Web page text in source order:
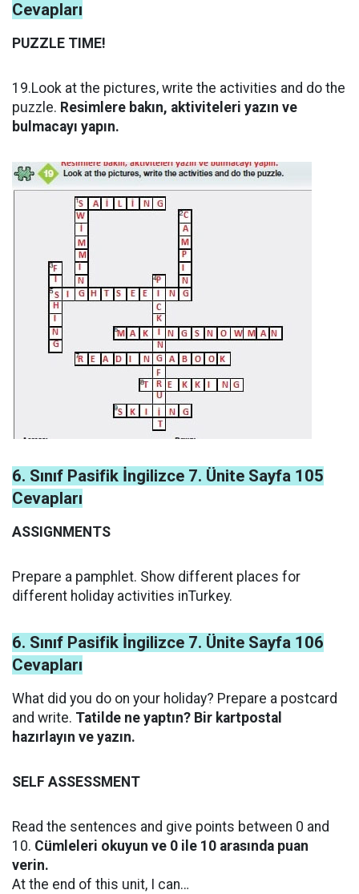
Cevapları
PUZZLE TIME!
19.Look at the pictures, write the activities and do the
puzzle. Resimlere bakın, aktiviteleri yazın ve
bulmacayı yapın.
6. Sınıf Pasifik İngilizce 7. Ünite Sayfa 105
Cevapları
ASSIGNMENTS
Prepare a pamphlet. Show different places for
different holiday activities inTurkey.
6. Sınıf Pasifik İngilizce 7. Ünite Sayfa 106
Cevapları
What did you do on your holiday? Prepare a postcard
and write. Tatilde ne yaptın? Bir kartpostal
hazırlayın ve yazın.
SELF ASSESSMENT
Read the sentences and give points between 0 and
10. Cümleleri okuyun ve 0 ile 10 arasında puan
verin.
At the end of this unit, I can…